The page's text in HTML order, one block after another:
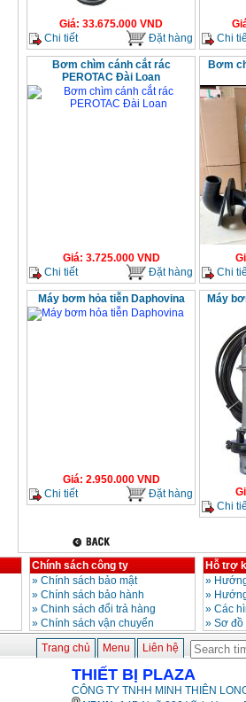
Giá: 33.675.000 VND
Chi tiết
Đặt hàng
Chi
Bơm chìm cánh cắt rác
PEROTAC Đài Loan
Giá: 3.725.000VND
Chi tiết
Đặt hàng
Bơm
Chi
Máy bơm hỏa tiễn Daphovina
Giá: 2.950.000VND
Chi tiết
Đặt hàng
Máy
Chi
Chính sách công ty
» Chính sách bảo mật
» Chính sách bảo hành
» Chinh sách đổi trả hàng
» Chính sách vận chuyển
Hỗ trợ
»
»
» Các
» Sơ
Trang chủ Menu Liên hệ
THIẾT BỊ PLAZA
CÔNG TY TNHH MINH THIÊN